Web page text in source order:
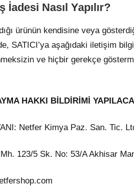
İadesi Nasıl Yapılır?
ürünün kendisine veya
SATICI’ya aşağıdaki iletişim
ve hiçbir gerekçe
HAKKI BİLDİRİMİ
Netfer Kimya Paz. San. Tic.
123/5 Sk. No: 53/A Akhisar